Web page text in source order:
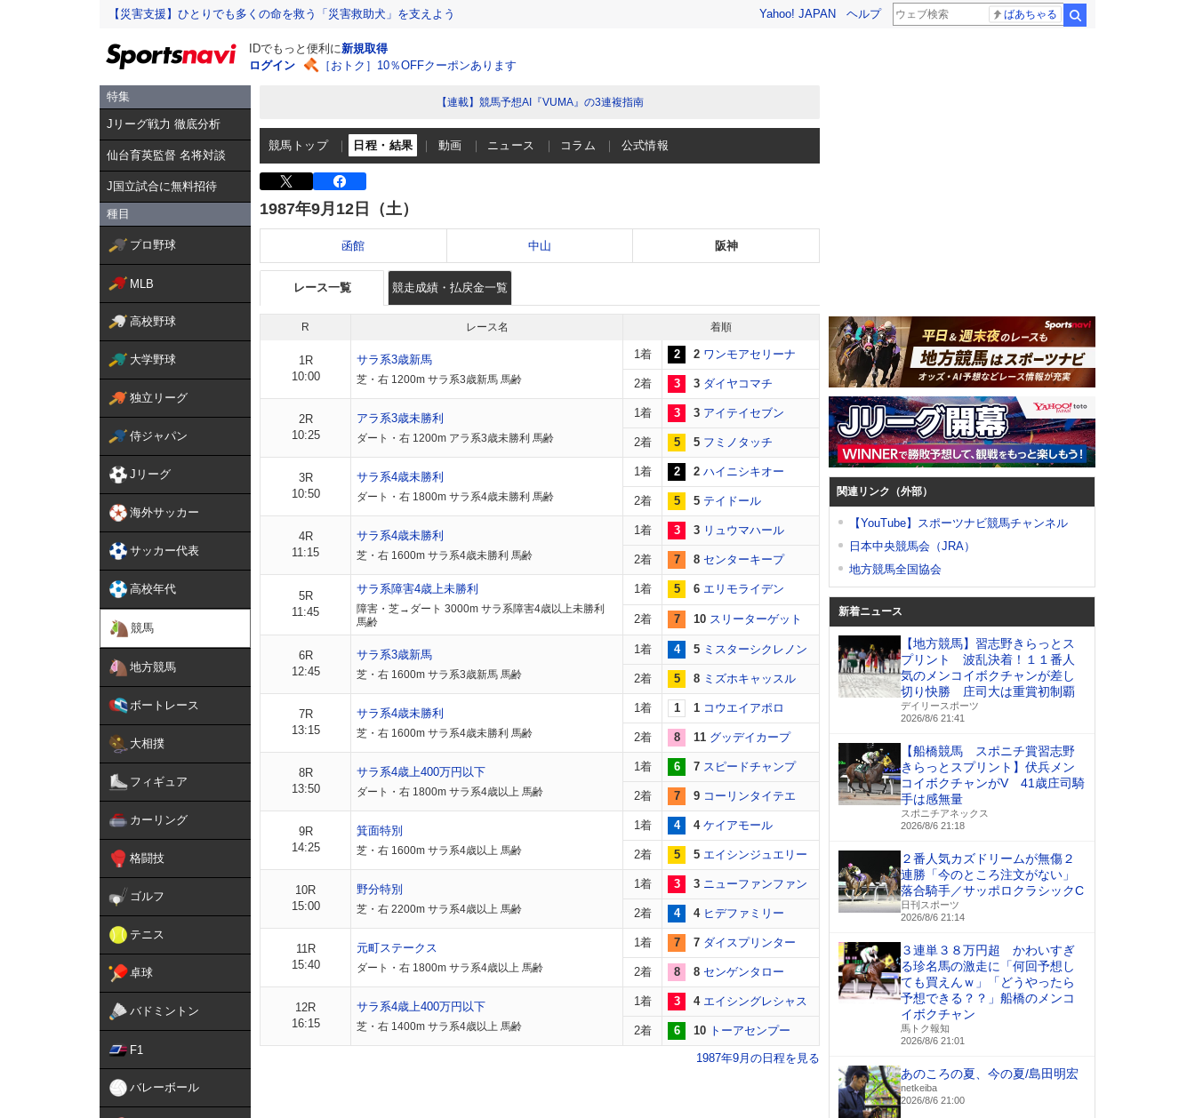
【災害支援】ひとりでも多くの命を救う「災害救助犬」を支えよう Yahoo! JAPAN ヘルプ ばあちゃる
IDでもっと便利に新規取得
ログイン
［おトク］10％OFFクーポンあります
特集
Jリーグ戦力 徹底分析
仙台育英監督 名将対談
J国立試合に無料招待
種目
プロ野球
MLB
高校野球
大学野球
独立リーグ
侍ジャパン
Jリーグ
海外サッカー
サッカー代表
高校年代
競馬
地方競馬
ボートレース
大相撲
フィギュア
カーリング
格闘技
ゴルフ
テニス
卓球
バドミントン
F1
バレーボール
【連載】競馬予想AI『VUMA』の3連複指南
競馬トップ 日程・結果 動画 ニュース コラム 公式情報
1987年9月12日（土）
函館 中山 阪神
レース一覧 競走成績・払戻金一覧
R レース名 着順
1R
10:00
サラ系3歳新馬
芝・右 1200m サラ系3歳新馬 馬齢
1着 2 2 ワンモアセリーナ
2着 3 3 ダイヤコマチ
2R
10:25
アラ系3歳未勝利
ダート・右 1200m アラ系3歳未勝利 馬齢
1着 3 3 アイテイセブン
2着 5 5 フミノタッチ
3R
10:50
サラ系4歳未勝利
ダート・右 1800m サラ系4歳未勝利 馬齢
1着 2 2 ハイニシキオー
2着 5 5 テイドール
4R
11:15
サラ系4歳未勝利
芝・右 1600m サラ系4歳未勝利 馬齢
1着 3 3 リュウマハール
2着 7 8 センターキープ
5R
11:45
サラ系障害4歳上未勝利
障害・芝→ダート 3000m サラ系障害4歳以上未勝利
馬齢
1着 5 6 エリモライデン
2着 7 10 スリーターゲット
6R
12:45
サラ系3歳新馬
芝・右 1600m サラ系3歳新馬 馬齢
1着 4 5 ミスターシクレノン
2着 5 8 ミズホキャッスル
7R
13:15
サラ系4歳未勝利
芝・右 1600m サラ系4歳未勝利 馬齢
1着 1 1 コウエイアポロ
2着 8 11 グッデイカープ
8R
13:50
サラ系4歳上400万円以下
ダート・右 1800m サラ系4歳以上 馬齢
1着 6 7 スピードチャンプ
2着 7 9 コーリンタイテエ
9R
14:25
箕面特別
芝・右 1600m サラ系4歳以上 馬齢
1着 4 4 ケイアモール
2着 5 5 エイシンジュエリー
10R
15:00
野分特別
芝・右 2200m サラ系4歳以上 馬齢
1着 3 3 ニューファンファン
2着 4 4 ヒデファミリー
11R
15:40
元町ステークス
ダート・右 1800m サラ系4歳以上 馬齢
1着 7 7 ダイスプリンター
2着 8 8 センゲンタロー
12R
16:15
サラ系4歳上400万円以下
芝・右 1400m サラ系4歳以上 馬齢
1着 3 4 エイシングレシャス
2着 6 10 トーアセンプー
1987年9月の日程を見る
関連リンク（外部）
【YouTube】スポーツナビ競馬チャンネル
日本中央競馬会（JRA）
地方競馬全国協会
新着ニュース
【地方競馬】習志野きらっとス
プリント 波乱決着！１１番人
気のメンコイボクチャンが差し
切り快勝 庄司大は重賞初制覇
デイリースポーツ
2026/8/6 21:41
【船橋競馬 スポニチ賞習志野
きらっとスプリント】伏兵メン
コイボクチャンがV 41歳庄司騎
手は感無量
スポニチアネックス
2026/8/6 21:18
２番人気カズドリームが無傷２
連勝「今のところ注文がない」
落合騎手／サッポロクラシックC
日刊スポーツ
2026/8/6 21:14
３連単３８万円超 かわいすぎ
る珍名馬の激走に「何回予想し
ても買えんｗ」「どうやったら
予想できる？？」船橋のメンコ
イボクチャン
馬トク報知
2026/8/6 21:01
あのころの夏、今の夏/島田明宏
netkeiba
2026/8/6 21:00